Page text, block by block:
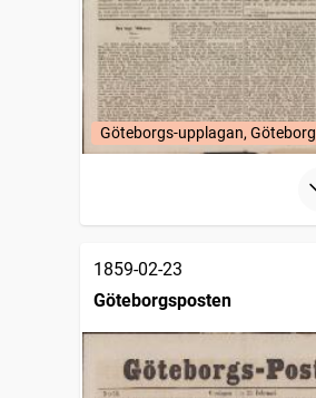
Göteborgs-upplagan, Göteborg
1859-02-23
Göteborgsposten